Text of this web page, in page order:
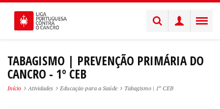
TABAGISMO | PREVENÇÃO PRIMÁRIA DO
CANCRO - 1º CEB
Início Atividades Educação para a Saúde Tabagismo | 1º CEB